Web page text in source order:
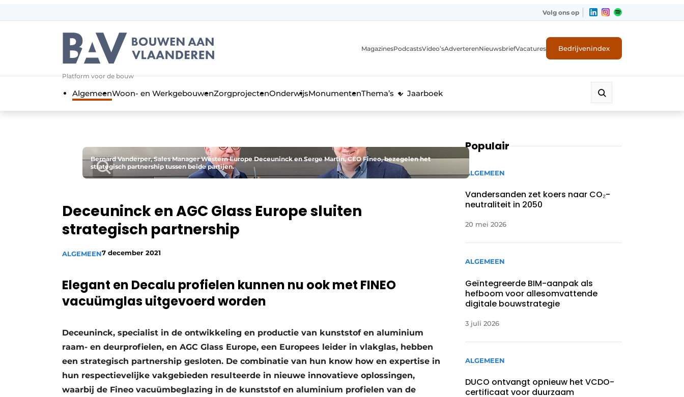
Aanmelden
Algemene voorwaarden
Bedrijven
Contact
Jaarboek
Meest gelezen
Podcasts
Privacy / Cookie statement
Vacature aanmelden
Vacatures
Aanmelden
Bedrijven
Contact
Volg ons op
Platform voor de bouw
MagazinesPodcastsVideo’sAdverterenNieuwsbriefVacatures Bedrijvenindex
AlgemeenWoon- en WerkgebouwenZorgprojectenOnderwijsMonumentenThema’s Jaarboek
Bernard Vanderper, Sales Manager Western Europe Deceuninck en Serge Martin, CEO Fineo, bezegelen het
strategisch partnership tussen beide partijen.
Deceuninck en AGC Glass Europe sluiten
strategisch partnership
ALGEMEEN7 december 2021
Elegant en Decalu profielen kunnen nu ook met FINEO
vacuümglas uitgevoerd worden
Deceuninck, specialist in de ontwikkeling en productie van kunststof en aluminium
raam- en deurprofielen, en AGC Glass Europe, een Europees leider in vlakglas, hebben
een strategisch partnership gesloten. De combinatie van hun know how en expertise in
hun respectievelijke vakgebieden resulteerde in nieuwe innovatieve oplossingen,
waarbij de Fineo vacuümbeglazing in de kunststof en aluminium profielen van de
Populair
ALGEMEEN
Vandersanden zet koers naar CO₂-
neutraliteit in 2050
20 mei 2026
ALGEMEEN
Geïntegreerde BIM-aanpak als
hefboom voor allesomvattende
digitale bouwstrategie
3 juli 2026
ALGEMEEN
DUCO ontvangt opnieuw het VCDO-
certificaat voor duurzaam